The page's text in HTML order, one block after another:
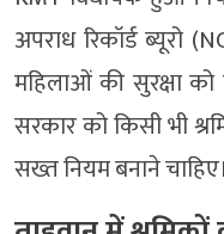
अपराध रिकॉर्ड ब्यूरो
महिलाओं की सुरक्षा
सरकार को किसी भी
सख्त नियम बनाने चाहिए।